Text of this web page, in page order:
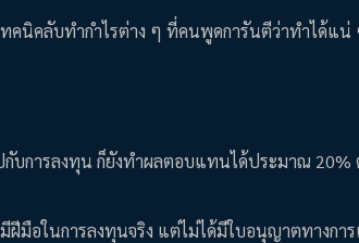
คนิคลับทำกำไรต่าง ๆ ที่คนพูดการันตีว่าทำได้แน่
บการลงทุน ก็ยังทำผลตอบแทนได้ประมาณ 20%
อในการลงทุนจริง แต่ไม่ได้มีใบอนุญาตทางการ